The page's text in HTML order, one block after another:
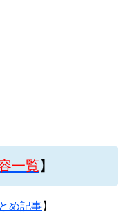
一覧】
め記事】